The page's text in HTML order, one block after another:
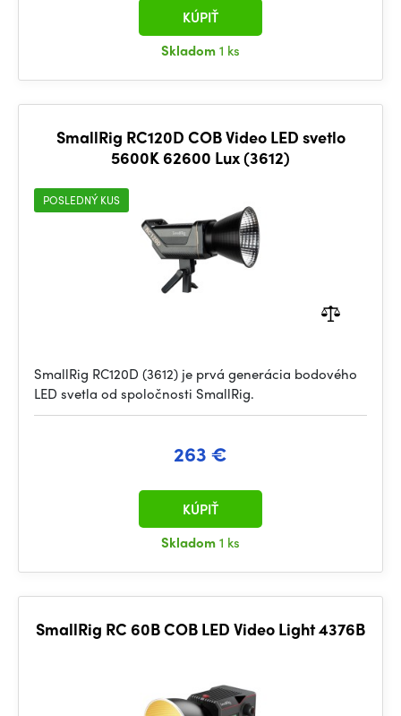
Skladom1 ks
KÚPIŤ
SmallRig RC120D COB Video LED svetlo
5600K 62600 Lux (3612)
POSLEDNÝ KUS
SmallRig RC120D (3612) je prvá generácia bodového
LED svetla od spoločnosti SmallRig.
263 €
Skladom1 ks
KÚPIŤ
SmallRig RC 60B COB LED Video Light 4376B